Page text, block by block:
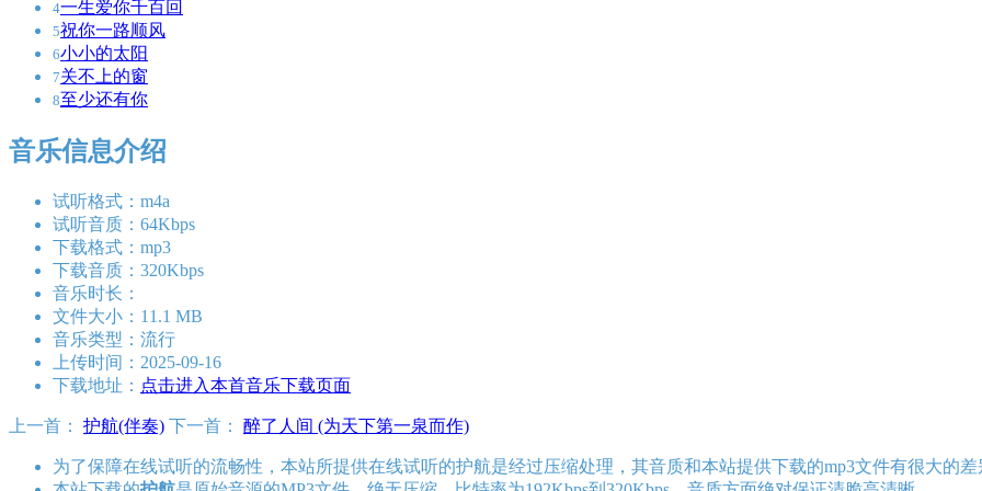
4一生爱你千百回
5祝你一路顺风
6小小的太阳
7关不上的窗
8至少还有你
音乐信息介绍
试听格式：m4a
试听音质：64Kbps
下载格式：mp3
下载音质：320Kbps
音乐时长：
文件大小：11.1 MB
音乐类型：流行
上传时间：2025-09-16
下载地址： 点击进入本首音乐下载页面
上一首： 护航(伴奏) 下一首： 醉了人间 (为天下第一泉而作)
为了保障在线试听的流畅性，本站所提供在线试听的护航是经过压缩处理，其音质和本站提供下载的mp3文件有很大的差